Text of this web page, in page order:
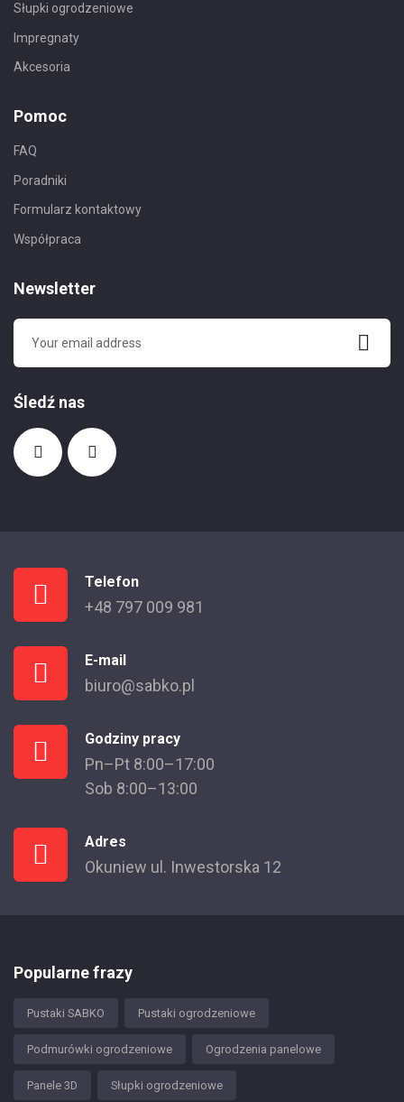
Słupki ogrodzeniowe
Impregnaty
Akcesoria
Pomoc
FAQ
Poradniki
Formularz kontaktowy
Współpraca
Newsletter
Śledź nas
Telefon
+48 797 009 981
E-mail
biuro@sabko.pl
Godziny pracy
Pn–Pt 8:00–17:00
Sob 8:00–13:00
Adres
Okuniew ul. Inwestorska 12
Popularne frazy
Pustaki SABKO Pustaki ogrodzeniowe
Podmurówki ogrodzeniowe Ogrodzenia panelowe
Panele 3D Słupki ogrodzeniowe